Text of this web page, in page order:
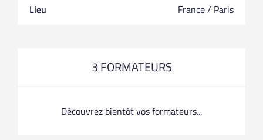
Lieu France / Paris
3 FORMATEURS
Découvrez bientôt vos formateurs...